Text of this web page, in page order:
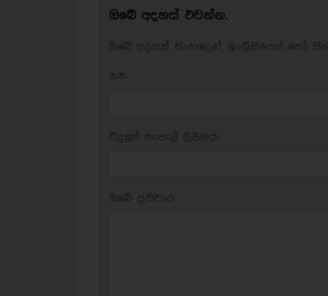
ඔබේ අදහස් එවන්න.